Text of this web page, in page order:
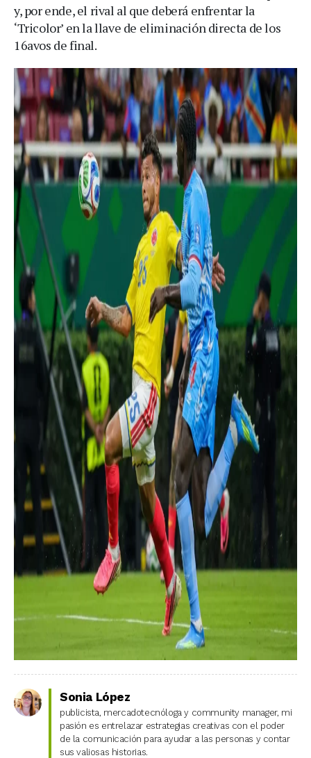
y, por ende, el rival al que deberá enfrentar la
‘Tricolor’ en la llave de eliminación directa de los
16avos de final.
Sonia López
publicista, mercadotecnóloga y community manager, mi
pasión es entrelazar estrategias creativas con el poder
de la comunicación para ayudar a las personas y contar
sus valiosas historias.